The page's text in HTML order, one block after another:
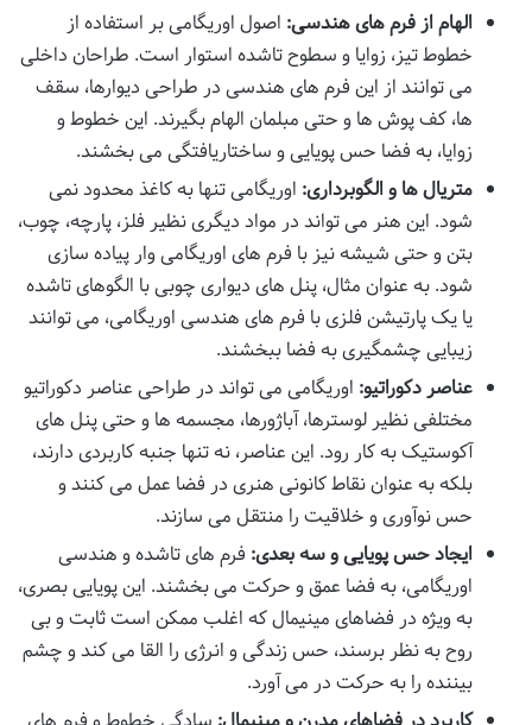
الهام از فرم های هندسی: اصول اوریگامی بر استفاده از
خطوط تیز، زوایا و سطوح تاشده استوار است. طراحان داخلی
می توانند از این فرم های هندسی در طراحی دیوارها، سقف
ها، کف پوش ها و حتی مبلمان الهام بگیرند. این خطوط و
زوایا، به فضا حس پویایی و ساختاریافتگی می بخشند.
متریال ها و الگوبرداری: اوریگامی تنها به کاغذ محدود نمی
شود. این هنر می تواند در مواد دیگری نظیر فلز، پارچه، چوب،
بتن و حتی شیشه نیز با فرم های اوریگامی وار پیاده سازی
شود. به عنوان مثال، پنل های دیواری چوبی با الگوهای تاشده
یا یک پارتیشن فلزی با فرم های هندسی اوریگامی، می توانند
زیبایی چشمگیری به فضا ببخشند.
عناصر دکوراتیو: اوریگامی می تواند در طراحی عناصر دکوراتیو
مختلفی نظیر لوسترها، آباژورها، مجسمه ها و حتی پنل های
آکوستیک به کار رود. این عناصر، نه تنها جنبه کاربردی دارند،
بلکه به عنوان نقاط کانونی هنری در فضا عمل می کنند و
حس نوآوری و خلاقیت را منتقل می سازند.
ایجاد حس پویایی و سه بعدی: فرم های تاشده و هندسی
اوریگامی، به فضا عمق و حرکت می بخشند. این پویایی بصری،
به ویژه در فضاهای مینیمال که اغلب ممکن است ثابت و بی
روح به نظر برسند، حس زندگی و انرژی را القا می کند و چشم
بیننده را به حرکت در می آورد.